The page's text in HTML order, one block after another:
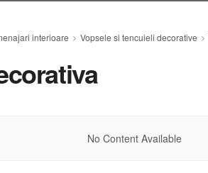
interioare Vopsele si tencuieli decorative
No Content Available